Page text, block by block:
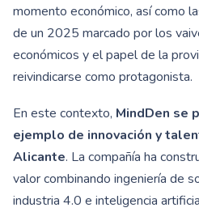
momento económico, así como
de un 2025 marcado por los
económicos y el papel de la
reivindicarse como protagonista.
En este contexto, MindDen se
ejemplo de innovación y
Alicante. La compañía ha
valor combinando ingeniería de
industria 4.0 e inteligencia